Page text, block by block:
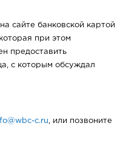
сайте банковской картой
при этом
предоставить
с которым обсуждал
c.ru , или позвоните